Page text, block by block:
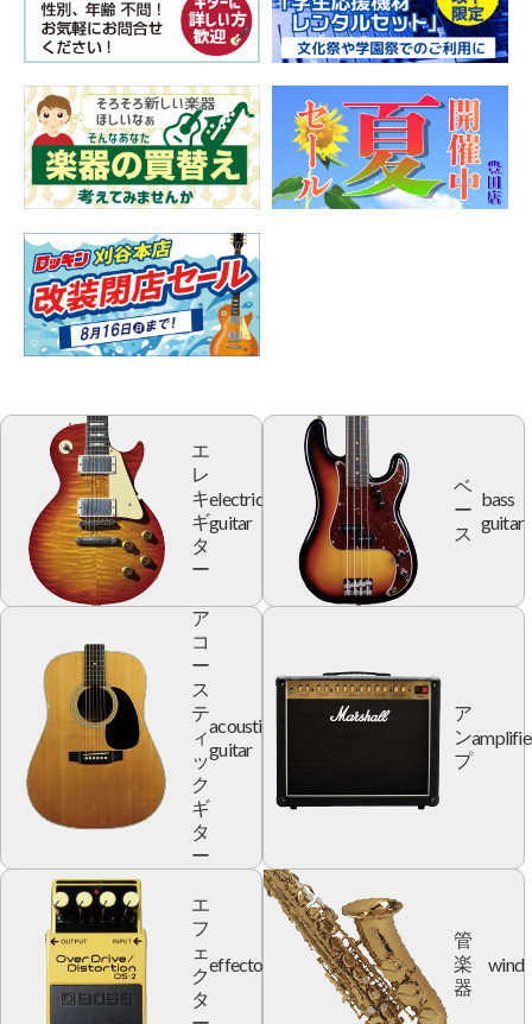
エ
レ
キ
ギ
タ
ー
electric
guitar
ベ
ー
ス
bass
guitar
ア
コ
ー
ス
テ
ィ
ッ
ク
ギ
タ
ー
acoustic
guitar
ア
ン
プ
エ
フ
ェ
ク
タ
effector
管
楽
器
wind